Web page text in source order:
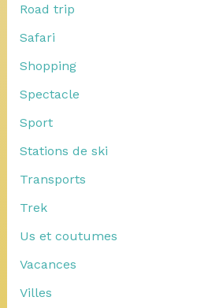
Road trip
Safari
Shopping
Spectacle
Sport
Stations de ski
Transports
Trek
Us et coutumes
Vacances
Villes